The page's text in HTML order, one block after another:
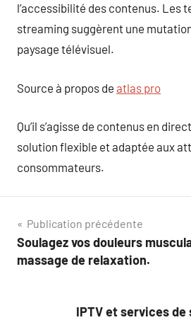
l’accessibilité des contenus. Les
streaming suggèrent une
paysage télévisuel.
Source à propos de atlas pro
Qu’il s’agisse de contenus en
solution flexible et adaptée aux
consommateurs.
Navigation
de
Publication précédente
Soulagez vos douleurs
massage de relaxation.
IPTV et services